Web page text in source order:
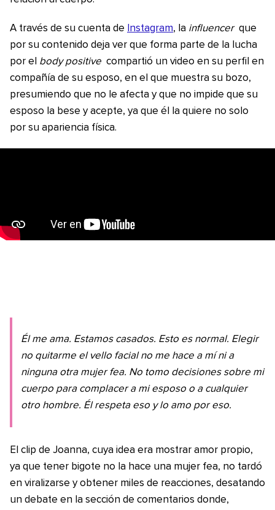
A través de su cuenta de Instagram, la influencer que
por su contenido deja ver que forma parte de la lucha
por el body positive compartió un video en su perfil en
compañía de su esposo, en el que muestra su bozo,
presumiendo que no le afecta y que no impide que su
esposo la bese y acepte, ya que él la quiere no solo
por su apariencia física.
Él me ama. Estamos casados. Esto es normal. Elegir
no quitarme el vello facial no me hace a mí ni a
ninguna otra mujer fea. No tomo decisiones sobre mi
cuerpo para complacer a mi esposo o a cualquier
otro hombre. Él respeta eso y lo amo por eso.
El clip de Joanna, cuya idea era mostrar amor propio,
ya que tener bigote no la hace una mujer fea, no tardó
en viralizarse y obtener miles de reacciones, desatando
un debate en la sección de comentarios donde,